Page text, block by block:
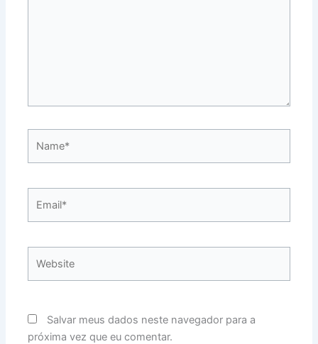
Salvar meus dados neste navegador para a
próxima vez que eu comentar.